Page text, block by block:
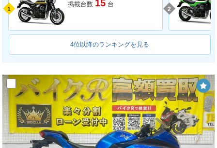
1
掲載台数 15 台
2
4位以降のランキングを見る